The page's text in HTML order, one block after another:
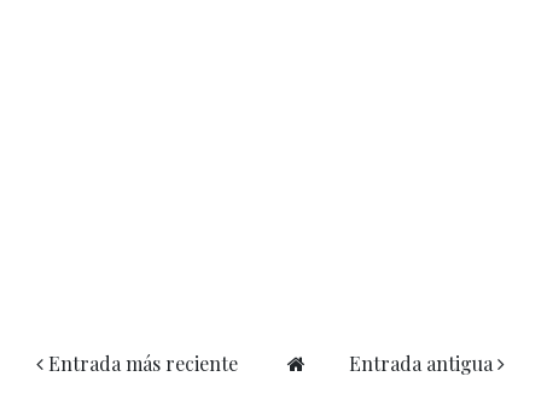
Entrada más reciente Entrada antigua